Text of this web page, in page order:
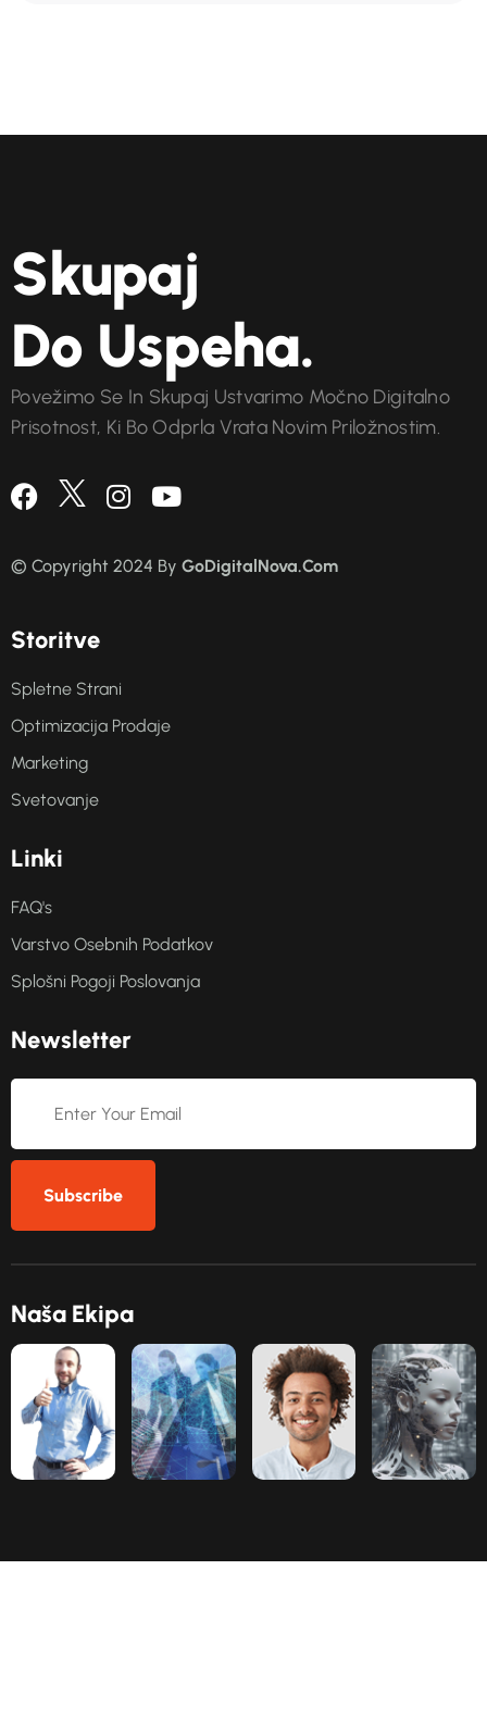
Skupaj
Do Uspeha.
Povežimo Se In Skupaj Ustvarimo Močno Digitalno
Prisotnost, Ki Bo Odprla Vrata Novim Priložnostim.
© Copyright 2024 By GoDigitalNova.Com
Storitve
Spletne Strani
Optimizacija Prodaje
Marketing
Svetovanje
Linki
FAQ's
Varstvo Osebnih Podatkov
Splošni Pogoji Poslovanja
Newsletter
Subscribe
Naša Ekipa